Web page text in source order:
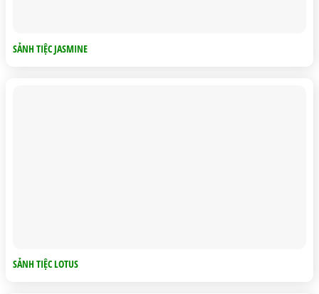
SẢNH TIỆC JASMINE
SẢNH TIỆC LOTUS